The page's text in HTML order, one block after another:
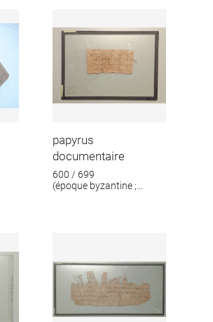
papyrus
documentaire
600 / 699
(époque byzantine ;